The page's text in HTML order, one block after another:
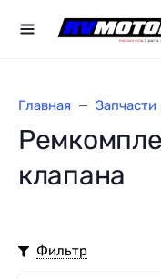
Главная
клапана
Фильтр